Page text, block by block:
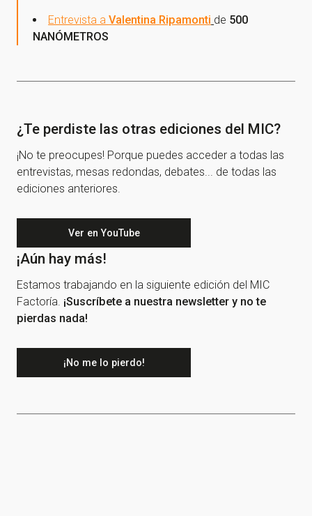
Entrevista aValentina Ripamonti de 500
NANÓMETROS
¿Te perdiste las otras ediciones del MIC?
¡No te preocupes! Porque puedes acceder a todas las
entrevistas, mesas redondas, debates... de todas las
ediciones anteriores.
Ver en YouTube
¡Aún hay más!
Estamos trabajando en la siguiente edición del MIC
Factoría. ¡Suscríbete a nuestra newsletter y no te
pierdas nada!
¡No me lo pierdo!